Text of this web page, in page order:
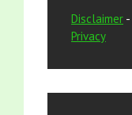
Disclaimer -
Privacy